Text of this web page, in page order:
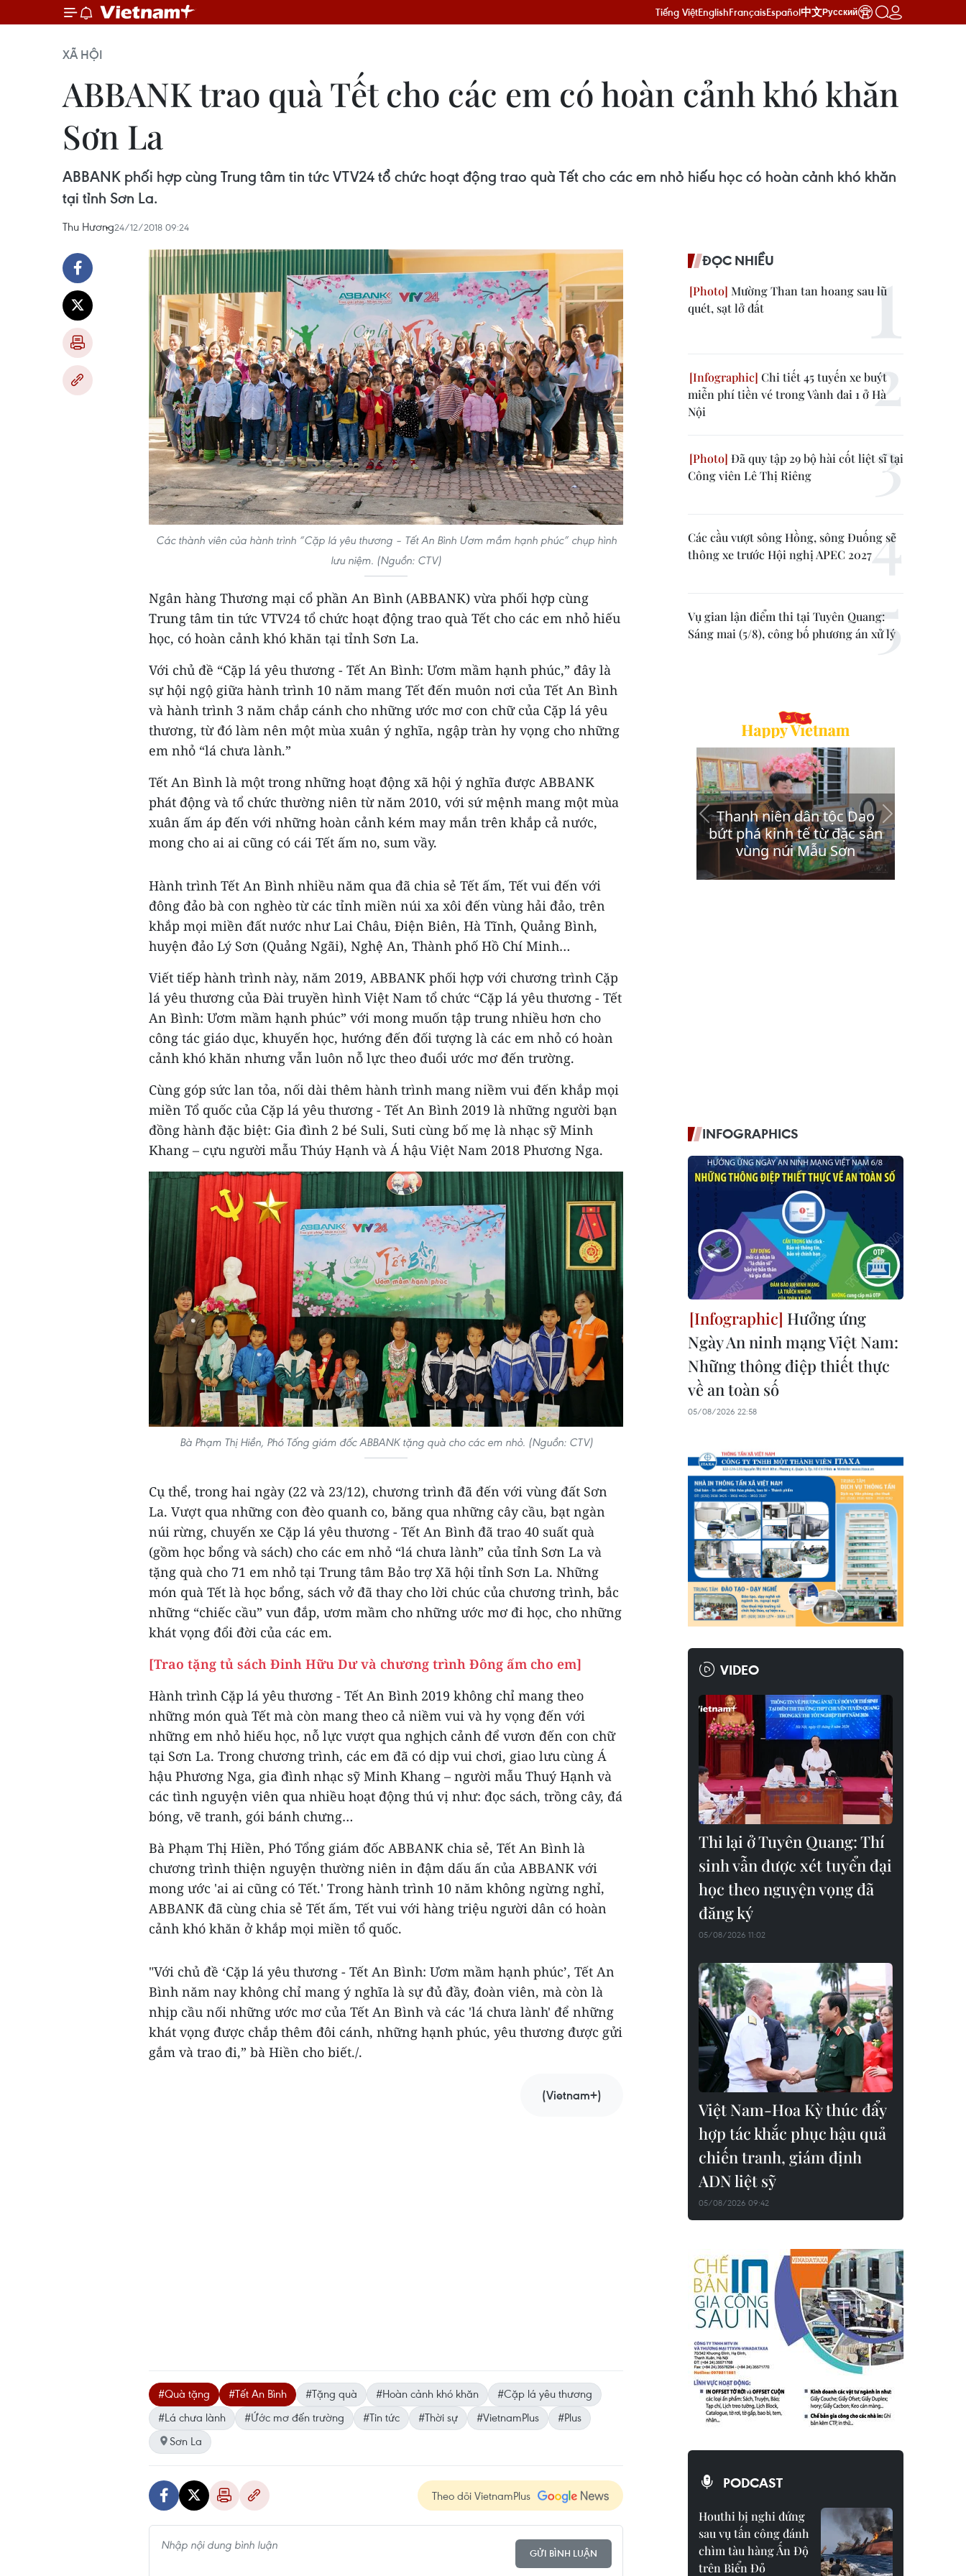
Tiếng ViệtEnglishFrançaisEspañol中文Русский
XÃ HỘI
ABBANK trao quà Tết cho các em có hoàn cảnh khó khăn
Sơn La
ABBANK phối hợp cùng Trung tâm tin tức VTV24 tổ chức hoạt động trao quà Tết cho các em nhỏ hiếu học có hoàn cảnh khó khăn
tại tỉnh Sơn La.
Thu Hương24/12/2018 09:24
Các thành viên của hành trình “Cặp lá yêu thương – Tết An Bình Ươm mầm hạnh phúc” chụp hình
lưu niệm. (Nguồn: CTV)
Ngân hàng Thương mại cổ phần An Bình (ABBANK) vừa phối hợp cùng
Trung tâm tin tức VTV24 tổ chức hoạt động trao quà Tết cho các em nhỏ hiếu
học, có hoàn cảnh khó khăn tại tỉnh Sơn La.
Với chủ đề “Cặp lá yêu thương - Tết An Bình: Ươm mầm hạnh phúc,” đây là
sự hội ngộ giữa hành trình 10 năm mang Tết đến muôn nơi của Tết An Bình
và hành trình 3 năm chắp cánh cho những ước mơ con chữ của Cặp lá yêu
thương, từ đó làm nên một mùa xuân ý nghĩa, ngập tràn hy vọng cho những
em nhỏ “lá chưa lành.”
Tết An Bình là một trong những hoạt động xã hội ý nghĩa được ABBANK
phát động và tổ chức thường niên từ năm 2010, với sứ mệnh mang một mùa
xuân ấm áp đến với những hoàn cảnh kém may mắn trên khắp cả nước,
mong cho ai ai cũng có cái Tết ấm no, sum vầy.
Hành trình Tết An Bình nhiều năm qua đã chia sẻ Tết ấm, Tết vui đến với
đông đảo bà con nghèo từ các tỉnh miền núi xa xôi đến vùng hải đảo, trên
khắp mọi miền đất nước như Lai Châu, Điện Biên, Hà Tĩnh, Quảng Bình,
huyện đảo Lý Sơn (Quảng Ngãi), Nghệ An, Thành phố Hồ Chí Minh…
Viết tiếp hành trình này, năm 2019, ABBANK phối hợp với chương trình Cặp
lá yêu thương của Đài truyền hình Việt Nam tổ chức “Cặp lá yêu thương - Tết
An Bình: Ươm mầm hạnh phúc” với mong muốn tập trung nhiều hơn cho
công tác giáo dục, khuyến học, hướng đến đối tượng là các em nhỏ có hoàn
cảnh khó khăn nhưng vẫn luôn nỗ lực theo đuổi ước mơ đến trường.
Cùng góp sức lan tỏa, nối dài thêm hành trình mang niềm vui đến khắp mọi
miền Tổ quốc của Cặp lá yêu thương - Tết An Bình 2019 là những người bạn
đồng hành đặc biệt: Gia đình 2 bé Suli, Suti cùng bố mẹ là nhạc sỹ Minh
Khang – cựu người mẫu Thúy Hạnh và Á hậu Việt Nam 2018 Phương Nga.
Bà Phạm Thị Hiền, Phó Tống giám đốc ABBANK tặng quà cho các em nhỏ. (Nguồn: CTV)
Cụ thể, trong hai ngày (22 và 23/12), chương trình đã đến với vùng đất Sơn
La. Vượt qua những con đèo quanh co, băng qua những cây cầu, bạt ngàn
núi rừng, chuyến xe Cặp lá yêu thương - Tết An Bình đã trao 40 suất quà
(gồm học bổng và sách) cho các em nhỏ “lá chưa lành” của tỉnh Sơn La và
tặng quà cho 71 em nhỏ tại Trung tâm Bảo trợ Xã hội tỉnh Sơn La. Những
món quà Tết là học bổng, sách vở đã thay cho lời chúc của chương trình, bắc
những “chiếc cầu” vun đắp, ươm mầm cho những ước mơ đi học, cho những
khát vọng đổi đời của các em.
[Trao tặng tủ sách Đinh Hữu Dư và chương trình Đông ấm cho em]
Hành trình Cặp lá yêu thương - Tết An Bình 2019 không chỉ mang theo
những món quà Tết mà còn mang theo cả niềm vui và hy vọng đến với
những em nhỏ hiếu học, nỗ lực vượt qua nghịch cảnh để vươn đến con chữ
tại Sơn La. Trong chương trình, các em đã có dịp vui chơi, giao lưu cùng Á
hậu Phương Nga, gia đình nhạc sỹ Minh Khang – người mẫu Thuý Hạnh và
các tình nguyện viên qua nhiều hoạt động thú vị như: đọc sách, trồng cây, đá
bóng, vẽ tranh, gói bánh chưng…
Bà Phạm Thị Hiền, Phó Tổng giám đốc ABBANK chia sẻ, Tết An Bình là
chương trình thiện nguyện thường niên in đậm dấu ấn của ABBANK với
mong ước 'ai ai cũng có Tết.' Trong hành trình 10 năm không ngừng nghỉ,
ABBANK đã cùng chia sẻ Tết ấm, Tết vui với hàng triệu người dân có hoàn
cảnh khó khăn ở khắp mọi miền tổ quốc.
"Với chủ đề ‘Cặp lá yêu thương - Tết An Bình: Ươm mầm hạnh phúc’, Tết An
Bình năm nay không chỉ mang ý nghĩa là sự đủ đầy, đoàn viên, mà còn là
nhịp cầu nối những ước mơ của Tết An Bình và các 'lá chưa lành' để những
khát vọng được chắp thêm đôi cánh, những hạnh phúc, yêu thương được gửi
gắm và trao đi,” bà Hiền cho biết./.
(Vietnam+)
#Quà tặng #Tết An Bình #Tặng quà #Hoàn cảnh khó khăn
#Cặp lá yêu thương
#Lá chưa lành
#Ứớc mơ đến trường #Tin tức #Thời sự #VietnamPlus
#Plus
Sơn La
Theo dõi VietnamPlus
GỬI BÌNH LUẬN
ĐỌC NHIỀU
Mường Than tan hoang sau lũ
quét, sạt lở đất
Chi tiết 45 tuyến xe buýt
miễn phí tiền vé trong Vành đai 1 ở Hà
Nội
Đã quy tập 29 bộ hài cốt liệt sĩ tại
Công viên Lê Thị Riêng
Các cầu vượt sông Hồng, sông Đuống sẽ
thông xe trước Hội nghị APEC 2027
Vụ gian lận điểm thi tại Tuyên Quang:
Sáng mai (5/8), công bố phương án xử lý
INFOGRAPHICS
Hưởng ứng
Ngày An ninh mạng Việt Nam:
Những thông điệp thiết thực
về an toàn số
05/08/2026 22:58
VIDEO
Thi lại ở Tuyên Quang: Thí
sinh vẫn được xét tuyển đại
học theo nguyện vọng đã
đăng ký
05/08/2026 11:02
Việt Nam-Hoa Kỳ thúc đẩy
hợp tác khắc phục hậu quả
chiến tranh, giám định
ADN liệt sỹ
05/08/2026 09:42
PODCAST
Houthi bị nghi đứng
sau vụ tấn công đánh
chìm tàu hàng Ấn Độ
trên Biển Đỏ